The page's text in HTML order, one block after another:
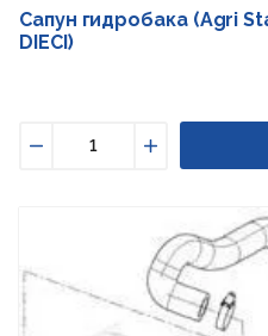
Сапун гидробака (Agri
DIECI)
Увеличить